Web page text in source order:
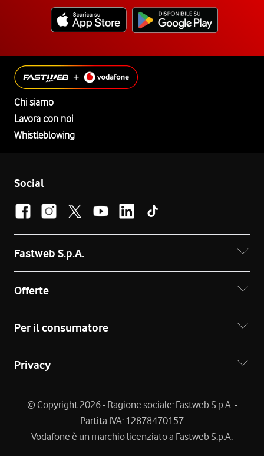
Chi siamo
Lavora con noi
Whistleblowing
Social
Fastweb S.p.A.
Offerte
Per il consumatore
Privacy
© Copyright 2026 - Ragione sociale: Fastweb S.p.A. -
Partita IVA: 12878470157
Vodafone è un marchio licenziato a Fastweb S.p.A.